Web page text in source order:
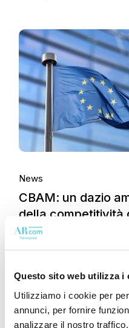
Questo sito web utilizza i
Utilizziamo i cookie per
annunci, per fornire
analizzare il nostro
News
CBAM: un dazio
della competitività